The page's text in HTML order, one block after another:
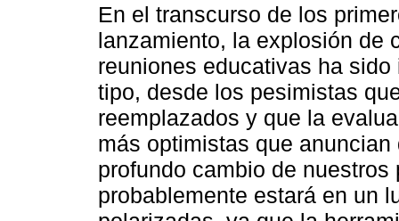
En el transcurso de los
lanzamiento, la explosión de
reuniones educativas ha
tipo, desde los pesimistas
reemplazados y que la
más optimistas que
profundo cambio de
probablemente estará en un